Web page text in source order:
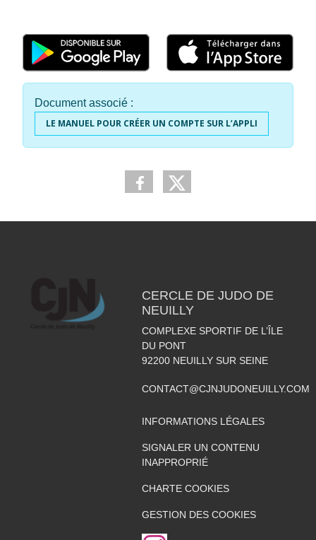
Document associé :
LE MANUEL POUR CRÉER UN COMPTE SUR L’APPLI
CERCLE DE JUDO DE
NEUILLY
COMPLEXE SPORTIF DE L’ÎLE
DU PONT
92200 NEUILLY SUR SEINE
CONTACT@CJNJUDONEUILLY.COM
INFORMATIONS LÉGALES
SIGNALER UN CONTENU
INAPPROPRIÉ
CHARTE COOKIES
GESTION DES COOKIES